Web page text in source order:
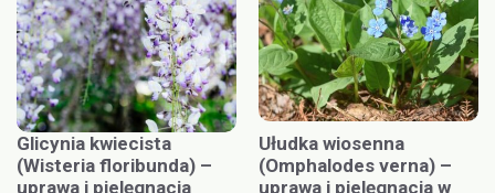
Glicynia kwiecista
(Wisteria floribunda) –
uprawa i pielęgnacja
Ułudka wiosenna
(Omphalodes verna) –
uprawa i pielęgnacja w